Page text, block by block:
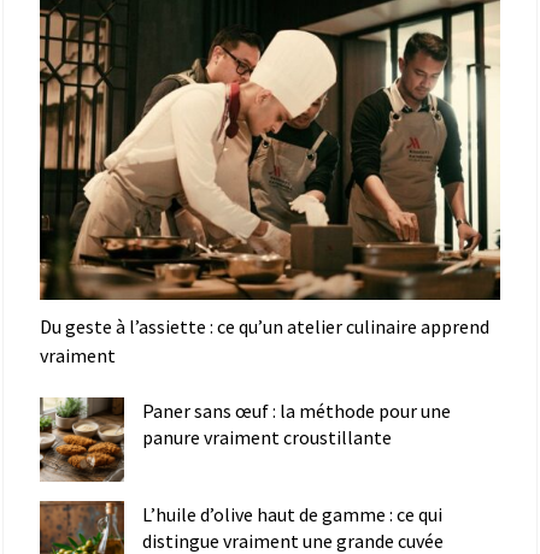
Du geste à l’assiette : ce qu’un atelier culinaire apprend
vraiment
Paner sans œuf : la méthode pour une
panure vraiment croustillante
L’huile d’olive haut de gamme : ce qui
distingue vraiment une grande cuvée